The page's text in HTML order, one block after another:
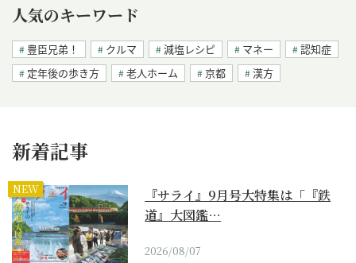
人気のキーワード
豊臣兄弟！ クルマ 減塩レシピ マネー
認知症
定年後の歩き方
老人ホーム 京都 漢方
新着記事
NEW
『サライ』9月号大特集は「『鉄
道』大図鑑…
2026/08/07